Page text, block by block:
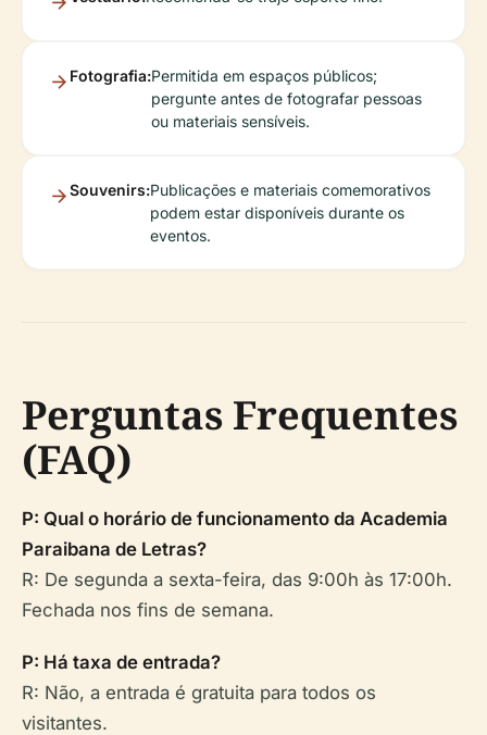
Fotografia:Permitida em espaços públicos;
pergunte antes de fotografar pessoas
ou materiais sensíveis.
Souvenirs:Publicações e materiais comemorativos
podem estar disponíveis durante os
eventos.
Perguntas Frequentes
(FAQ)
P: Qual o horário de funcionamento da Academia
Paraibana de Letras?
R: De segunda a sexta-feira, das 9:00h às 17:00h.
Fechada nos fins de semana.
P: Há taxa de entrada?
R: Não, a entrada é gratuita para todos os
visitantes.